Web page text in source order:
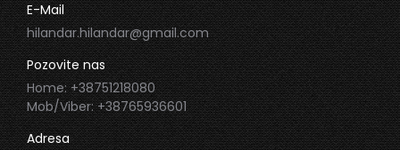
E-Mail
hilandar.hilandar@gmail.com
Pozovite nas
Home: +38751218080
Mob/Viber: +38765936601
Adresa